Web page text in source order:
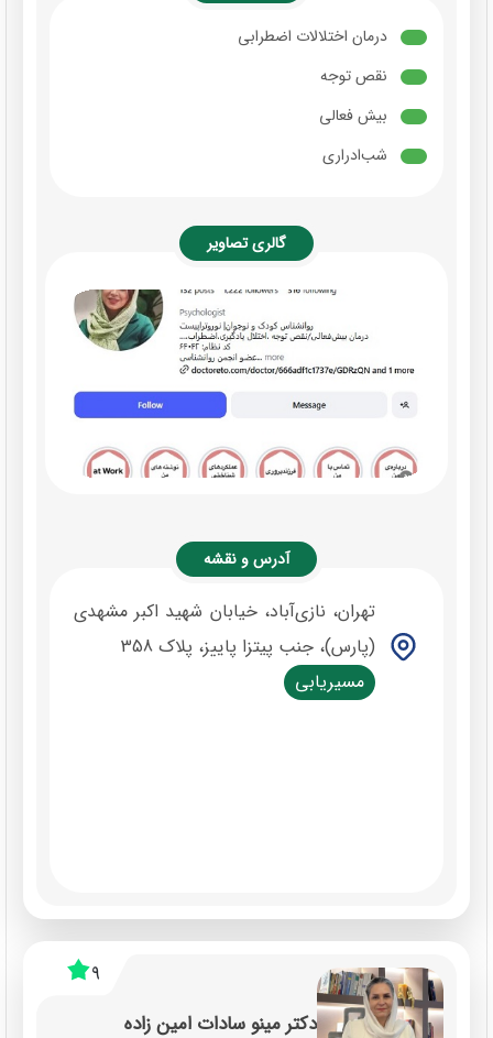
درمان اختلالات اضطرابی
نقص توجه
بیش فعالی
شب‌ادراری
گالری تصاویر
آدرس و نقشه
تهران، نازی‌آباد، خیابان شهید اکبر مشهدی
(پارس)، جنب پیتزا پاییز، پلاک 358
مسیریابی
9
دکتر مینو سادات امین زاده